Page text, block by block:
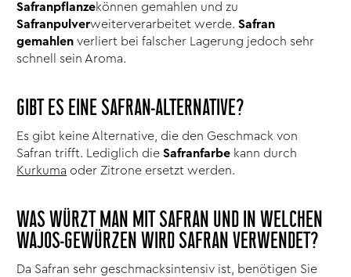
Safranpflanzekönnen gemahlen und zu
Safranpulverweiterverarbeitet werde.Safran
gemahlen verliert bei falscher Lagerung jedoch sehr
schnell sein Aroma.
GIBT ES EINE SAFRAN-ALTERNATIVE?
Es gibt keine Alternative, die den Geschmack von
Safran trifft. Lediglich dieSafranfarbe kann durch
Kurkuma oder Zitrone ersetzt werden.
WAS WÜRZT MAN MIT SAFRAN UND IN WELCHEN
WAJOS-GEWÜRZEN WIRD SAFRAN VERWENDET?
Da Safran sehr geschmacksintensiv ist, benötigen Sie